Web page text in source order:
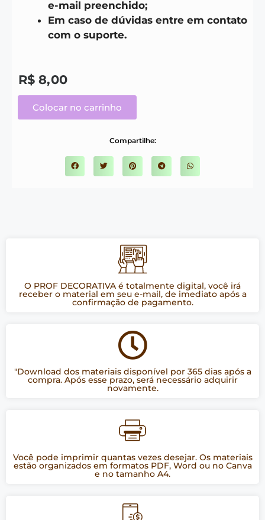
e-mail preenchido;
Em caso de dúvidas entre em contato
com o suporte.
R$ 8,00
Colocar no carrinho
Compartilhe:
O PROF DECORATIVA é totalmente digital, você irá
receber o material em seu e-mail, de imediato após a
confirmação de pagamento.
"Download dos materiais disponível por 365 dias após a
compra. Após esse prazo, será necessário adquirir
novamente.
Você pode imprimir quantas vezes desejar. Os materiais
estão organizados em formatos PDF, Word ou no Canva
e no tamanho A4.